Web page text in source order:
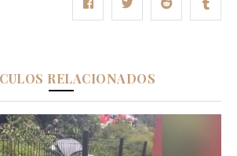
RELACIONADOS